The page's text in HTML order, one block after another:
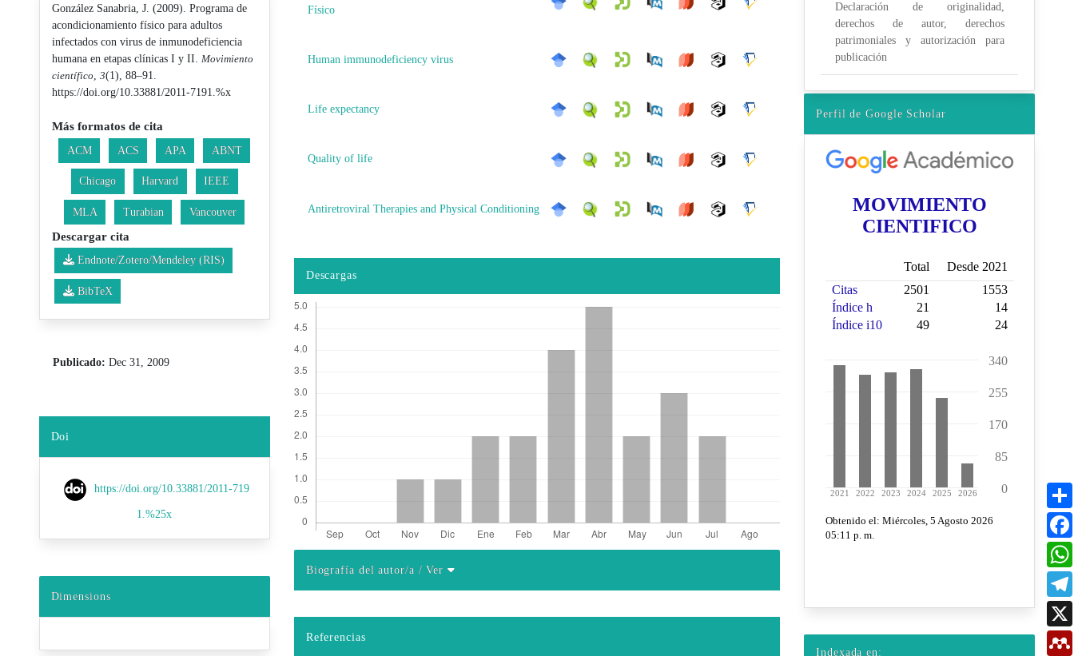
González Sanabria, J. (2009). Programa de
acondicionamiento físico para adultos
infectados con virus de inmunodeficiencia
humana en etapas clínicas I y II. Movimiento
científico, 3(1), 88–91.
https://doi.org/10.33881/2011-7191.%x
Más formatos de cita
ACM ACS APA ABNT
Chicago Harvard IEEE
MLA Turabian Vancouver
Descargar cita
Endnote/Zotero/Mendeley (RIS)
BibTeX
Publicado: Dec 31, 2009
Doi
https://doi.org/10.33881/2011-719
1.%25x
Dimensions
Físico
Human immunodeficiency virus
Life expectancy
Quality of life
Antiretroviral Therapies and Physical Conditioning
Descargas
Biografía del autor/a / Ver
Referencias
Declaración de originalidad,
derechos de autor, derechos
patrimoniales y autorización para
publicación
Perfil de Google Scholar
Indexada en: